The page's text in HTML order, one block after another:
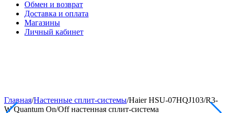
Обмен и возврат
Доставка и оплата
Магазины
Личный кабинет
Главная/Настенные сплит-системы/Haier HSU-07HQJ103/R3-
W Quantum On/Off настенная сплит-система